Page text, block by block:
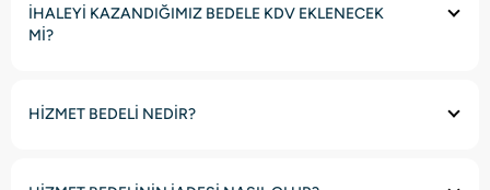
İHALEYİ KAZANDIĞIMIZ BEDELE KDV EKLENECEK
Mİ?
HİZMET BEDELİ NEDİR?